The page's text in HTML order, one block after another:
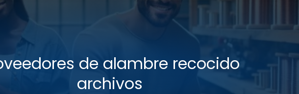
de alambre recocido
archivos